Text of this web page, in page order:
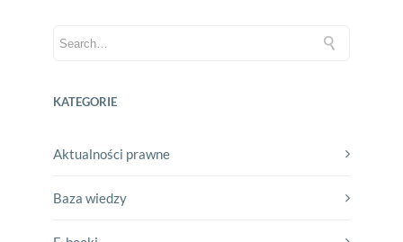
KATEGORIE
Aktualności prawne
Baza wiedzy